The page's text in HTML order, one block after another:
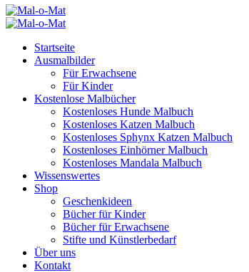
Startseite
Ausmalbilder
Für Erwachsene
Für Kinder
Kostenlose Malbücher
Kostenloses Hunde Malbuch
Kostenloses Katzen Malbuch
Kostenloses Sphynx Katzen Malbuch
Kostenloses Einhörner Malbuch
Kostenloses Mandala Malbuch
Wissenswertes
Shop
Geschenkideen
Bücher für Kinder
Bücher für Erwachsene
Stifte und Künstlerbedarf
Über uns
Kontakt